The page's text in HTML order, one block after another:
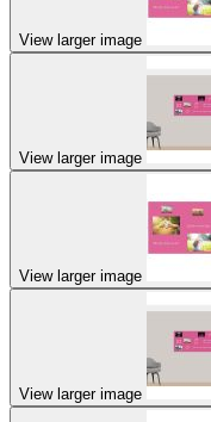
View larger image
View larger image
View larger image
View larger image